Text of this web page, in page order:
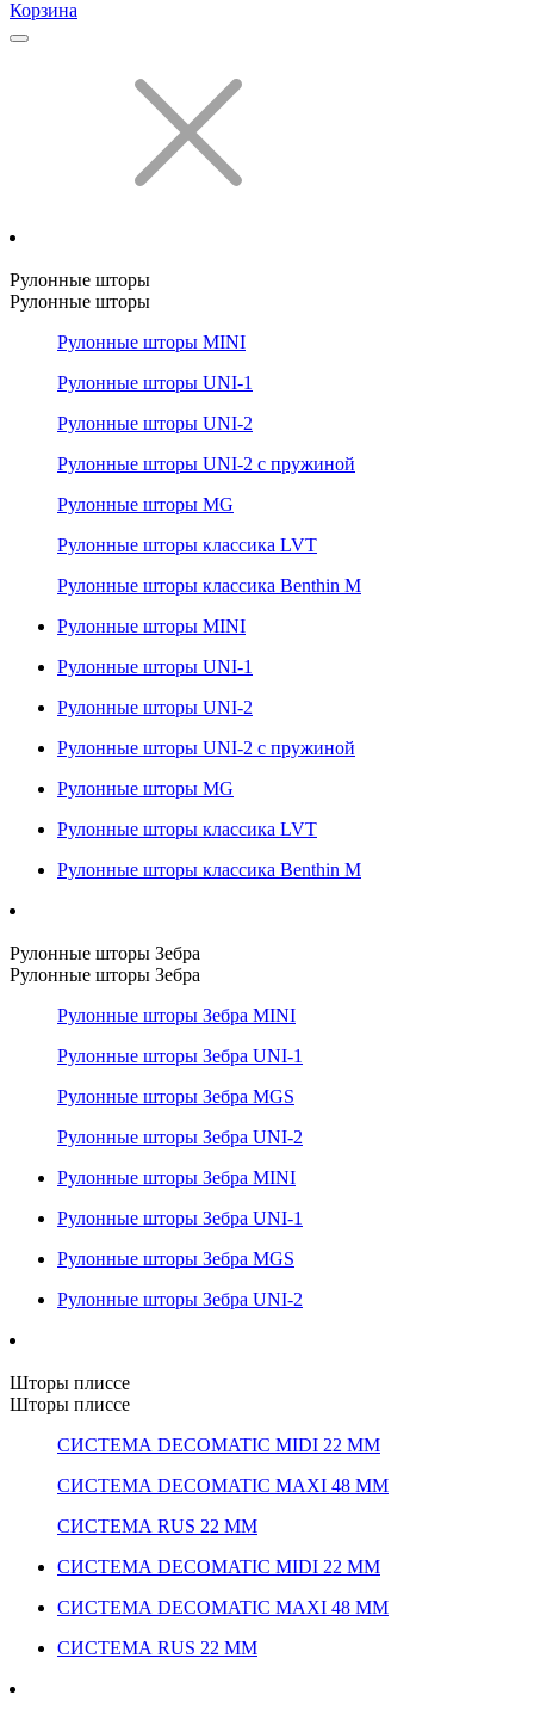
Корзина
Рулонные шторы
Рулонные шторы
Рулонные шторы MINI
Рулонные шторы UNI-1
Рулонные шторы UNI-2
Рулонные шторы UNI-2 с пружиной
Рулонные шторы MG
Рулонные шторы классика LVT
Рулонные шторы классика Benthin M
Рулонные шторы MINI
Рулонные шторы UNI-1
Рулонные шторы UNI-2
Рулонные шторы UNI-2 с пружиной
Рулонные шторы MG
Рулонные шторы классика LVT
Рулонные шторы классика Benthin M
Рулонные шторы Зебра
Рулонные шторы Зебра
Рулонные шторы Зебра MINI
Рулонные шторы Зебра UNI-1
Рулонные шторы Зебра MGS
Рулонные шторы Зебра UNI-2
Рулонные шторы Зебра MINI
Рулонные шторы Зебра UNI-1
Рулонные шторы Зебра MGS
Рулонные шторы Зебра UNI-2
Шторы плиссе
Шторы плиссе
СИСТЕМА DECOMATIC MIDI 22 ММ
СИСТЕМА DECOMATIC MAXI 48 ММ
СИСТЕМА RUS 22 ММ
СИСТЕМА DECOMATIC MIDI 22 ММ
СИСТЕМА DECOMATIC MAXI 48 ММ
СИСТЕМА RUS 22 ММ